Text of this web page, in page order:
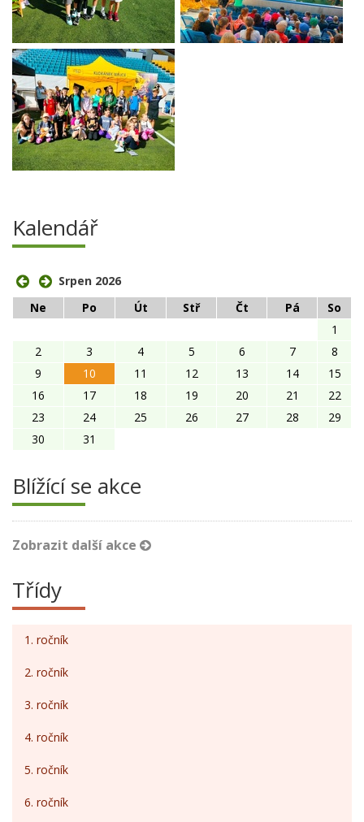
Kalendář
Srpen 2026
Ne
Po Út Stř Čt Pá
So
1
2
3 4 5 6 7
8
9
10 11 12 13 14
15
16
17 18 19 20 21
22
23
24 25 26 27 28
29
30
31
Blížící se akce
Zobrazit další akce
Třídy
1. ročník
2. ročník
3. ročník
4. ročník
5. ročník
6. ročník